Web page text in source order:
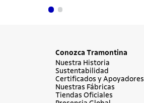
Conozca Tramontina
Nuestra Historia
Sustentabilidad
Certificados y Apoyadores
Nuestras Fábricas
Tiendas Oficiales